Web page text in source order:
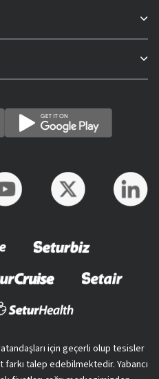
için geçerli olup tesisler
talep edebilmektedir. Yabancı